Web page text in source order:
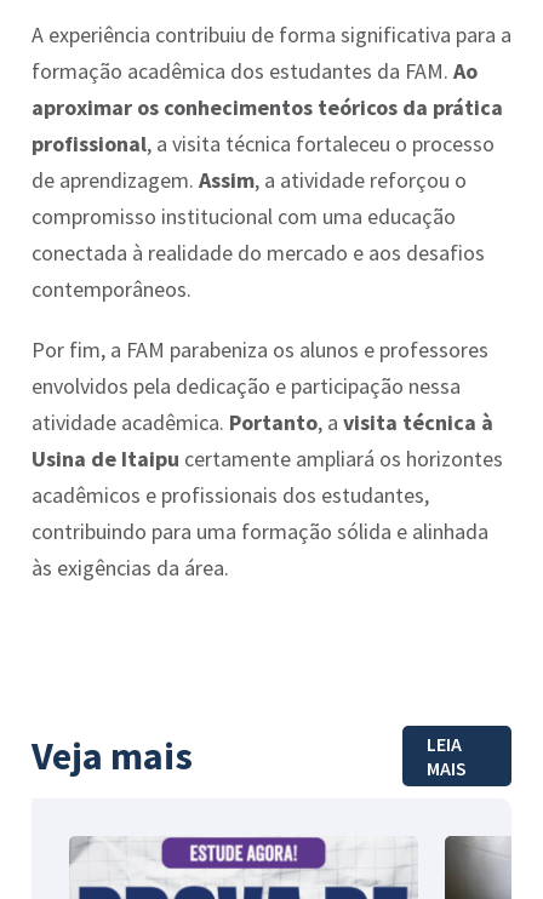
A experiência contribuiu de forma significativa para a
formação acadêmica dos estudantes da FAM. Ao
aproximar os conhecimentos teóricos da prática
profissional, a visita técnica fortaleceu o processo
de aprendizagem. Assim, a atividade reforçou o
compromisso institucional com uma educação
conectada à realidade do mercado e aos desafios
contemporâneos.
Por fim, a FAM parabeniza os alunos e professores
envolvidos pela dedicação e participação nessa
atividade acadêmica. Portanto, a visita técnica à
Usina de Itaipu certamente ampliará os horizontes
acadêmicos e profissionais dos estudantes,
contribuindo para uma formação sólida e alinhada
às exigências da área.
Veja mais
LEIA
MAIS